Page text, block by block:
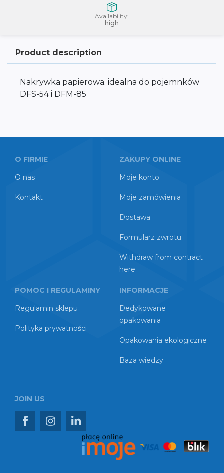
Availability:
high
Product description
Nakrywka papierowa. idealna do pojemnków
DFS-54 i DFM-85
O FIRMIE
O nas
Kontakt
ZAKUPY ONLINE
Moje konto
Moje zamówienia
Dostawa
Formularz zwrotu
Withdraw from contract
here
POMOC I REGULAMINY
Regulamin sklepu
Polityka prywatności
INFORMACJE
Dedykowane
opakowania
Opakowania ekologiczne
Baza wiedzy
JOIN US